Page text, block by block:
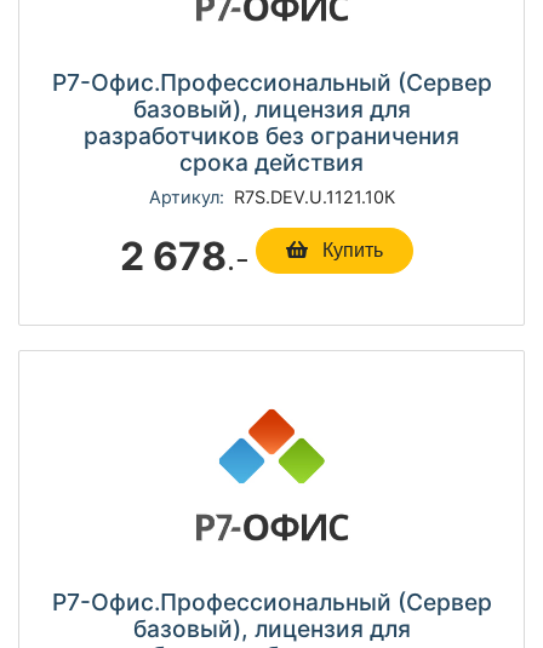
Р7-Офис.Профессиональный (Сервер
базовый), лицензия для
разработчиков без ограничения
срока действия
Артикул: R7S.DEV.U.1121.10К
2 678.- Купить
Р7-Офис.Профессиональный (Сервер
базовый), лицензия для